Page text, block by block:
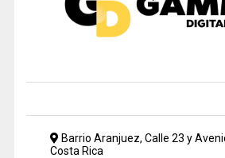
Barrio Aranjuez, Calle 23 y
Costa Rica